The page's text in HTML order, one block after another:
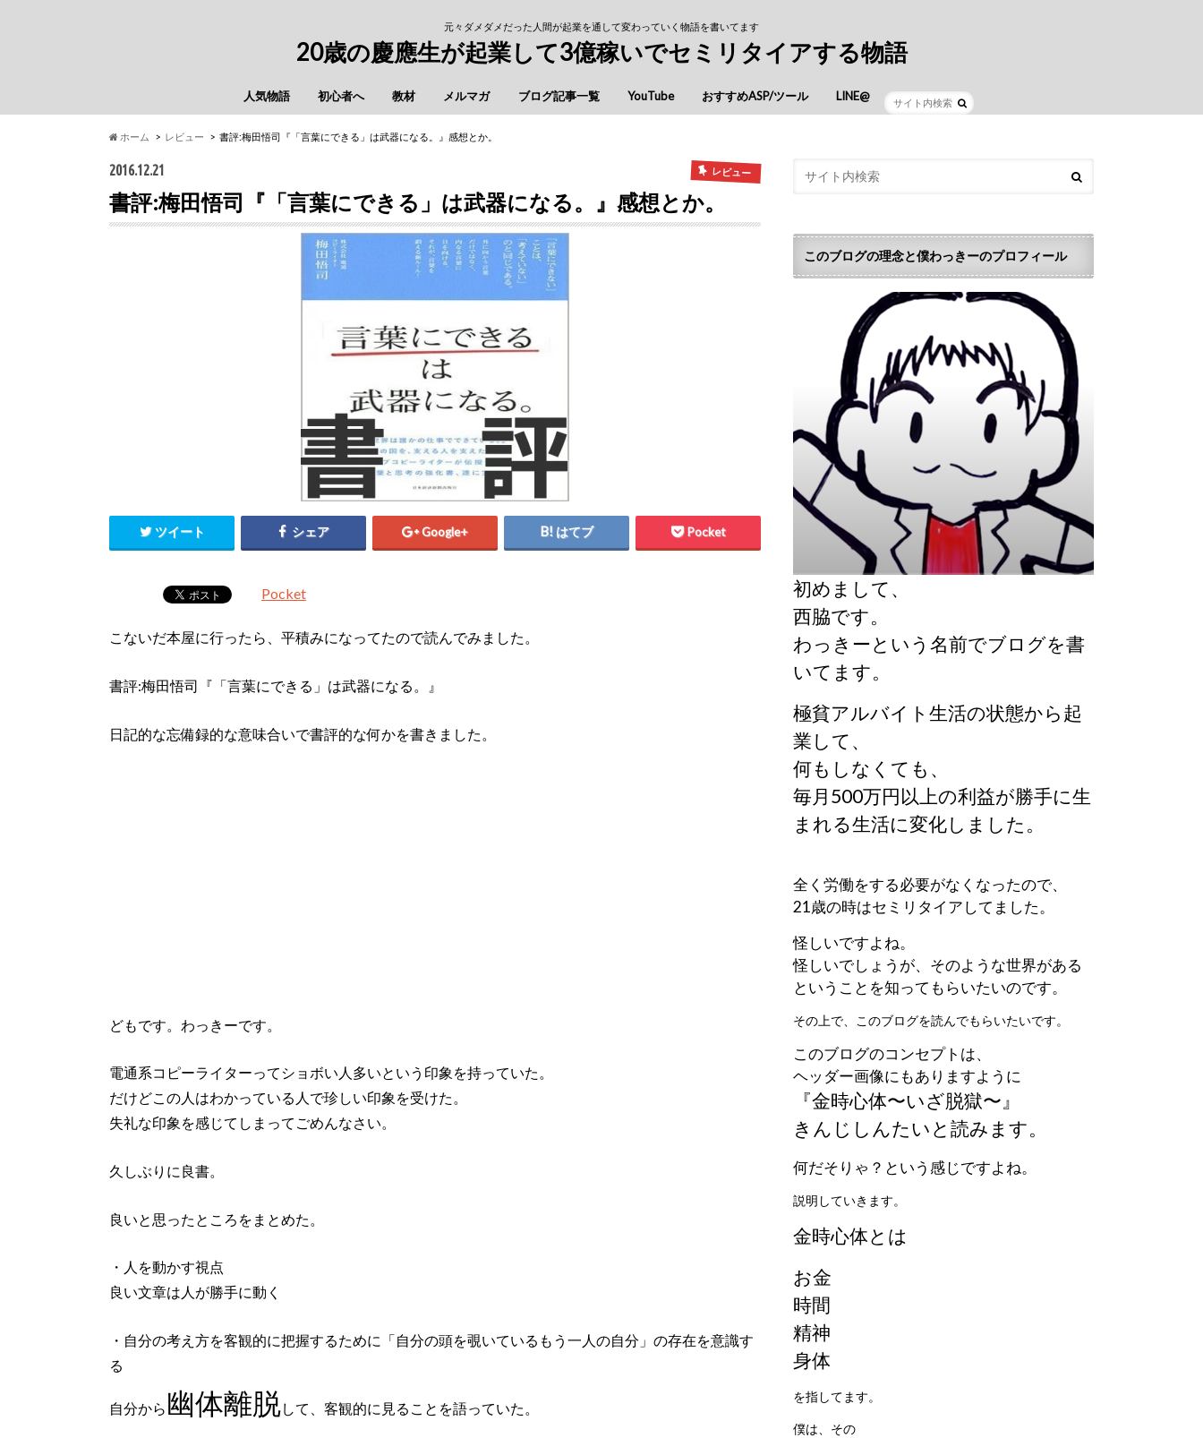
元々ダメダメだった人間が起業を通して変わっていく物語を書いてます
20歳の慶應生が起業して3億稼いでセミリタイアする物語
人気物語 初心者へ 教材 メルマガ ブログ記事一覧 YouTube おすすめASP/ツール LINE@
ホーム レビュー 書評:梅田悟司『「言葉にできる」は武器になる。』感想とか。
2016.12.21 レビュー
書評:梅田悟司『「言葉にできる」は武器になる。』感想とか。
ツイート シェア Google+ はてブ Pocket
Pocket
こないだ本屋に行ったら、平積みになってたので読んでみました。
書評:梅田悟司『「言葉にできる」は武器になる。』
日記的な忘備録的な意味合いで書評的な何かを書きました。
どもです。わっきーです。
電通系コピーライターってショボい人多いという印象を持っていた。
だけどこの人はわかっている人で珍しい印象を受けた。
失礼な印象を感じてしまってごめんなさい。
久しぶりに良書。
良いと思ったところをまとめた。
・人を動かす視点
良い文章は人が勝手に動く
・自分の考え方を客観的に把握するために「自分の頭を覗いているもう一人の自分」の存在を意識す
る
自分から 幽体離脱して、客観的に見ることを語っていた。
このブログの理念と僕わっきーのプロフィール
初めまして、
西脇です。
わっきーという名前でブログを書
いてます。
極貧アルバイト生活の状態から起
業して、
何もしなくても、
毎月500万円以上の利益が勝手に生
まれる生活に変化しました。
全く労働をする必要がなくなったので、
21歳の時はセミリタイアしてました。
怪しいですよね。
怪しいでしょうが、そのような世界がある
ということを知ってもらいたいのです。
その上で、このブログを読んでもらいたいです。
このブログのコンセプトは、
ヘッダー画像にもありますように
『金時心体〜いざ脱獄〜』
きんじしんたいと読みます。
何だそりゃ？という感じですよね。
説明していきます。
金時心体とは
お金
時間
精神
身体
を指してます。
僕は、その